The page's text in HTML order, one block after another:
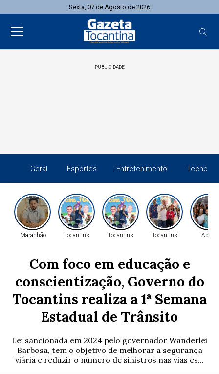
Sexta, 07 de Agosto de 2026
PUBLICIDADE
Geral Esportes Entretenimento
Maranhão Tocantins Tocantins Tocantins Apoio
Com foco em educação e
conscientização, Governo do
Tocantins realiza a 1ª Semana
Estadual de Trânsito
Lei sancionada em 2024 pelo governador Wanderlei
Barbosa, tem o objetivo de melhorar a segurança
viária e reduzir o número de sinistros nas vias es...